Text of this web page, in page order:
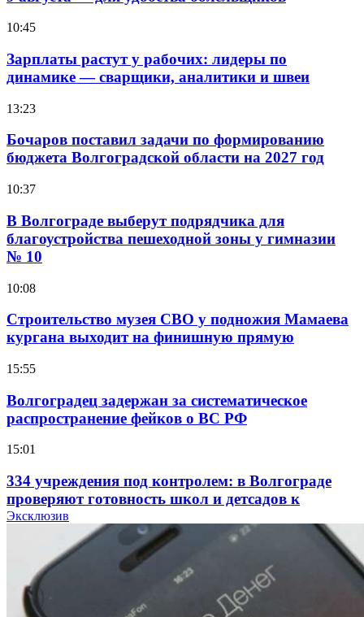
10:45
Зарплаты растут у рабочих: лидеры по
динамике — сварщики, аналитики и швеи
13:23
Бочаров поставил задачи по формированию
бюджета Волгоградской области на 2027 год
10:37
В Волгограде выберут подрядчика для
благоустройства пешеходной зоны у гимназии
№ 10
10:08
Строительство музея СВО у подножия Мамаева
кургана выходит на финишную прямую
15:55
Волгоградец задержан за систематическое
распространение фейков о ВС РФ
15:01
334 учреждения под контролем: в Волгограде
проверяют готовность школ и детсадов к
учебному году
Покушение на убийство в Волгограде: девушка
напала на незнакомую женщину с ножом
Эксклюзив